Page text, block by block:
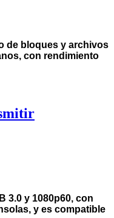
de bloques y archivos
con rendimiento
3.0 y 1080p60, con
y es compatible